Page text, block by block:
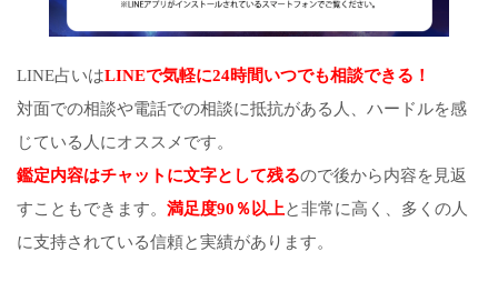
LINE占いはLINEで気軽に24時間いつでも相談できる！
対面での相談や電話での相談に抵抗がある人、ハードルを感
じている人にオススメです。
鑑定内容はチャットに文字として残るので後から内容を見返
すこともできます。 満足度90％以上と非常に高く、多くの人
に支持されている信頼と実績があります。